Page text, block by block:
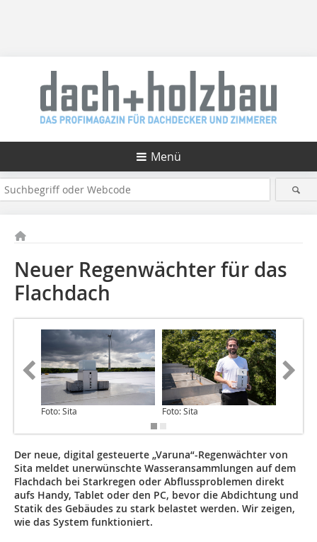
Menü
Neuer Regenwächter für das
Flachdach
Foto: Sita Foto: Sita
Der neue, digital gesteuerte „Varuna“-Regenwächter von
Sita meldet unerwünschte Wasseransammlungen auf dem
Flachdach bei Starkregen oder Abflussproblemen direkt
aufs Handy, Tablet oder den PC, bevor die Abdichtung und
Statik des Gebäudes zu stark belastet werden. Wir zeigen,
wie das System funktioniert.